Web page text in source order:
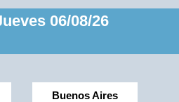
06/08/26
Buenos Aires